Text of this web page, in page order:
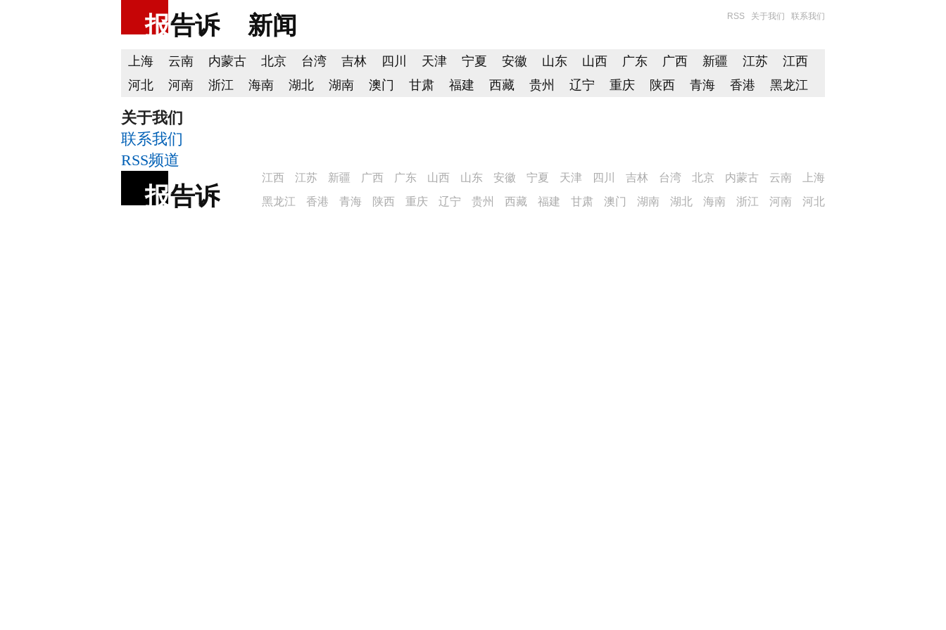
报告诉 新闻 RSS 关于我们 联系我们
上海 云南 内蒙古 北京 台湾 吉林 四川 天津 宁夏 安徽 山东 山西 广东 广西 新疆 江苏
江西
河北
河南 浙江 海南 湖北 湖南 澳门 甘肃 福建 西藏 贵州 辽宁 重庆 陕西 青海 香港 黑龙江
关于我们
联系我们
RSS频道
报告诉
上海
云南
内蒙古
北京
台湾
吉林
四川
天津
宁夏
安徽
山东
山西
广东
广西
新疆
江苏
江西
河北
河南
浙江
海南
湖北
湖南
澳门
甘肃
福建
西藏
贵州
辽宁
重庆
陕西
青海
香港
黑龙江